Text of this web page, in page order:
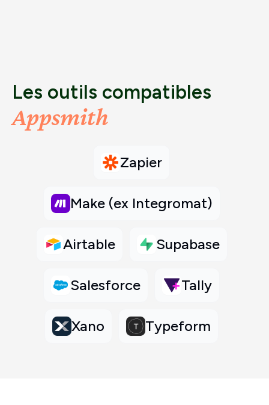
Les outils compatibles
Appsmith
Zapier
Make (ex Integromat)
Airtable Supabase
Salesforce Tally
Xano Typeform